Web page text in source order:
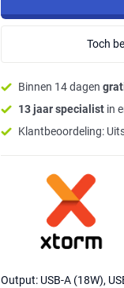
Toch
Binnen 14 dagen
13 jaar specialist in
Klantbeoordeling:
Output: USB-A (18W),